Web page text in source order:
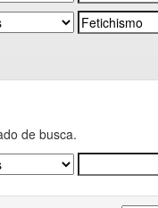
de busca.